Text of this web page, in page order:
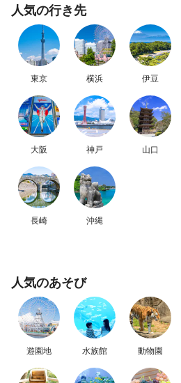
人気の行き先
東京 横浜 伊豆
大阪 神戸 山口
長崎 沖縄
人気のあそび
遊園地 水族館 動物園